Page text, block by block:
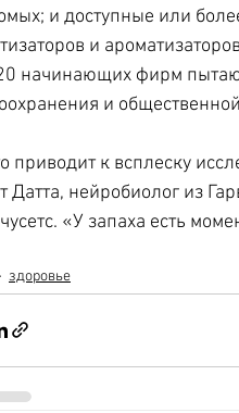
и доступные или
и
начинающих фирм
и
приводит к всплеску
Датта, нейробиолог из
«У запаха есть
здоровье